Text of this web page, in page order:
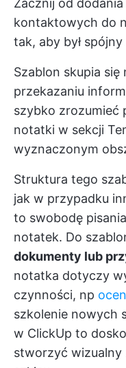
Zacznij od
kontaktowych do
tak, aby był
Szablon skupia
przekazaniu
szybko zrozumieć
notatki w sekcji
wyznaczonym
Struktura tego
jak w przypadku
to swobodę
notatek. Do
dokumenty lub
notatka dotyczy
czynności, np
szkolenie nowych
w ClickUp to
stworzyć wizualny